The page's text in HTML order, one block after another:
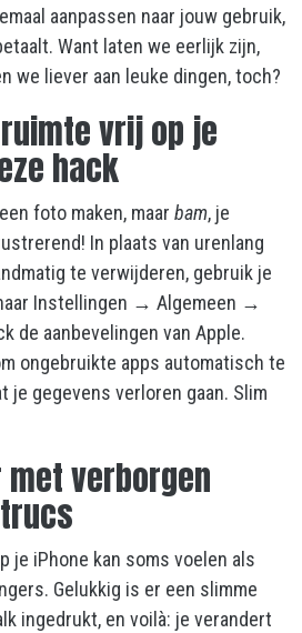
aanpassen naar jouw gebruik,
Want laten we eerlijk zijn,
we liever aan leuke dingen, toch?
vrij op je
hack
foto maken, maar bam, je
In plaats van urenlang
te verwijderen, gebruik je
Instellingen → Algemeen →
de aanbevelingen van Apple.
ongebruikte apps automatisch te
je gegevens verloren gaan. Slim
verborgen
je iPhone kan soms voelen als
Gelukkig is er een slimme
ingedrukt, en voilà: je verandert